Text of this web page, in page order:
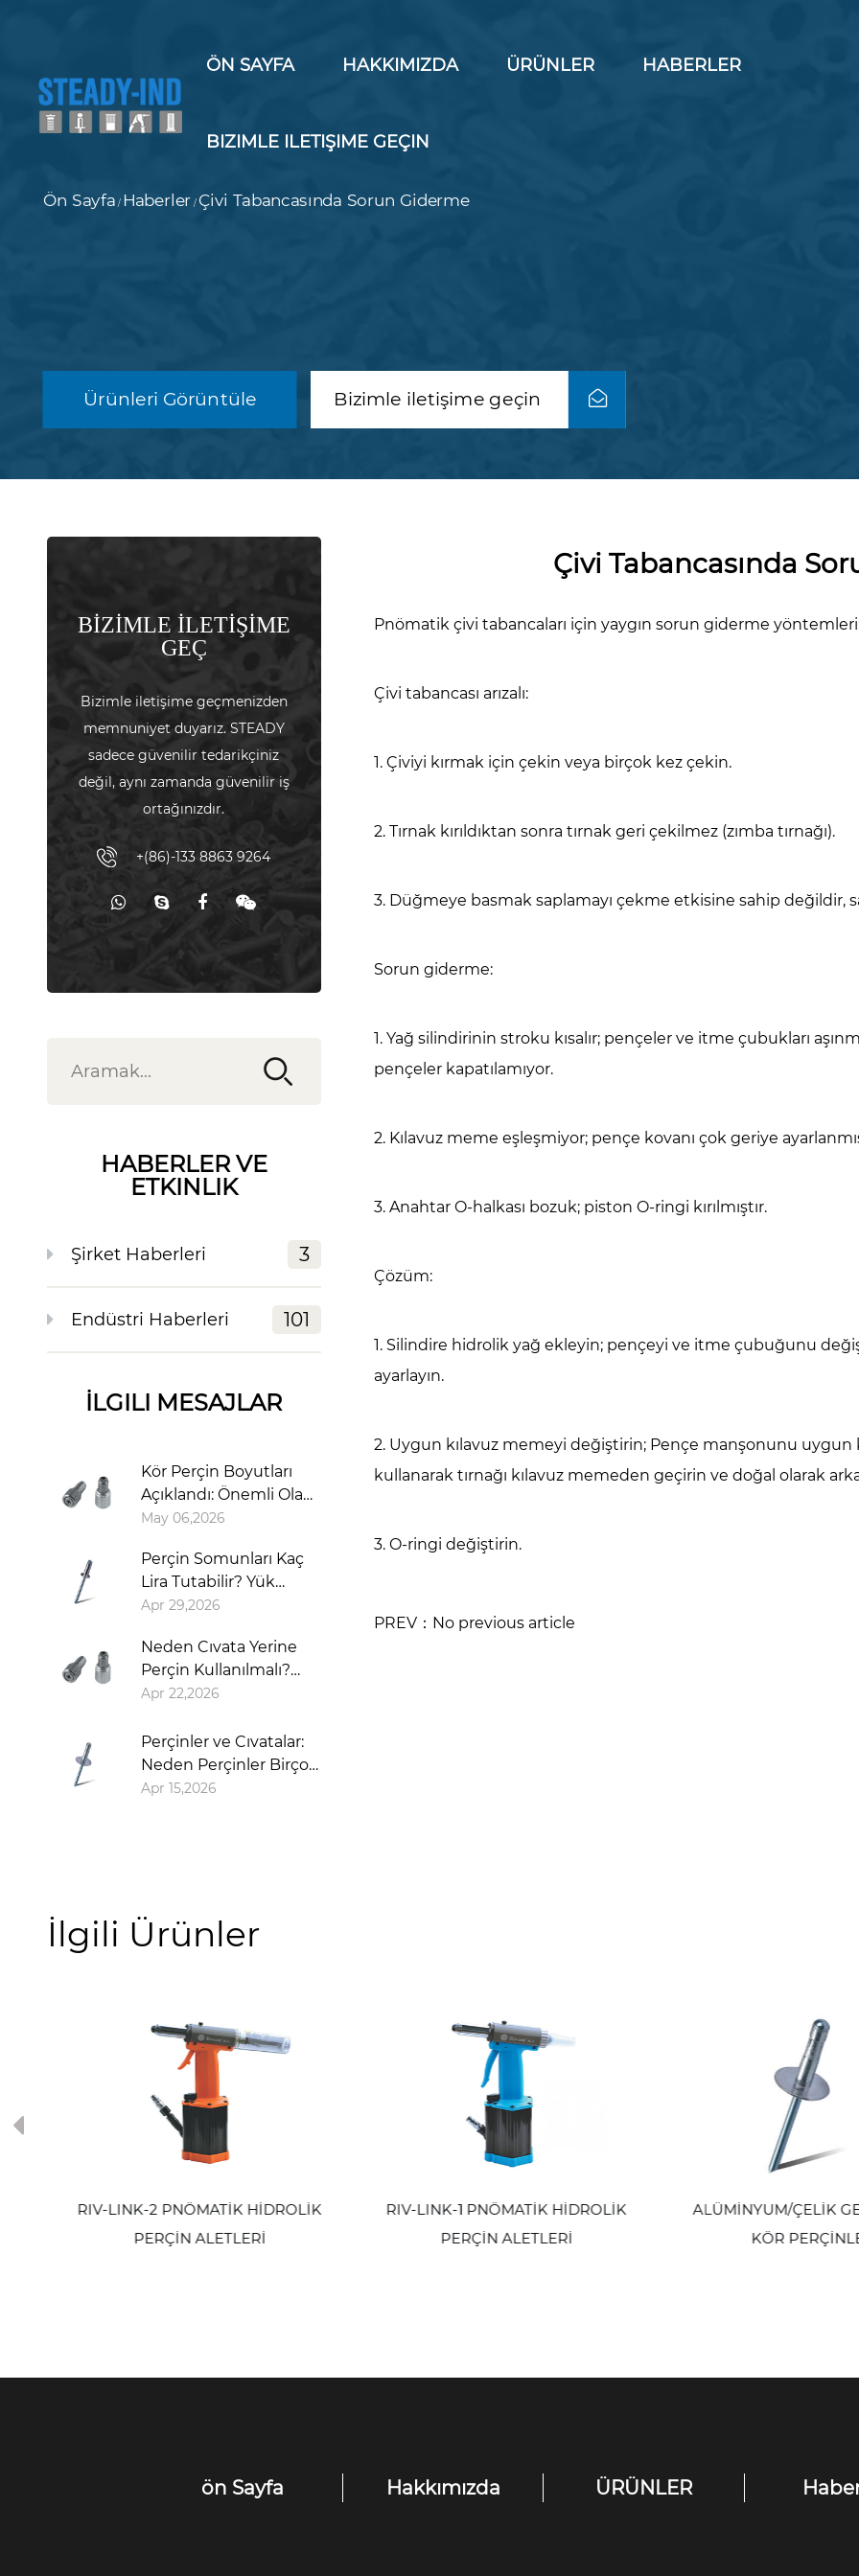
ÖN SAYFA HAKKIMIZDA ÜRÜNLER HABERLER
BIZIMLE ILETIŞIME GEÇIN
Ön Sayfa / Haberler / Çivi Tabancasında Sorun Giderme
Ürünleri Görüntüle Bizimle iletişime geçin
BİZİMLE İLETİŞİME
GEÇ
Bizimle iletişime geçmenizden
memnuniyet duyarız. STEADY
sadece güvenilir tedarikçiniz
değil, aynı zamanda güvenilir iş
ortağınızdır.
+(86)-133 8863 9264
HABERLER VE
ETKINLIK
Şirket Haberleri 3
Endüstri Haberleri 101
İLGILI MESAJLAR
Kör Perçin Boyutları
Açıklandı: Önemli Olan
Kafa Değil, Saptır
May 06,2026
Perçin Somunları Kaç
Lira Tutabilir? Yük
Kapasitesi Açıklaması
Apr 29,2026
Neden Cıvata Yerine
Perçin Kullanılmalı?
Doğru Bağlantı
Basit Bir Kılavuz
Apr 22,2026
Perçinler ve Cıvatalar:
Neden Perçinler Birçok
İş Alanında Hala
Apr 15,2026
Çivi Tabancasında
Pnömatik çivi tabancaları için yaygın sorun giderme
Çivi tabancası arızalı:
1. Çiviyi kırmak için çekin veya birçok kez çekin.
2. Tırnak kırıldıktan sonra tırnak geri çekilmez (zımba tırnağı).
3. Düğmeye basmak saplamayı çekme etkisine sahip değildir,
Sorun giderme:
1. Yağ silindirinin stroku kısalır; pençeler ve itme çubukları
pençeler kapatılamıyor.
2. Kılavuz meme eşleşmiyor; pençe kovanı çok geriye
3. Anahtar O-halkası bozuk; piston O-ringi kırılmıştır.
Çözüm:
1. Silindire hidrolik yağ ekleyin; pençeyi ve itme çubuğunu
ayarlayın.
2. Uygun kılavuz memeyi değiştirin; Pençe manşonunu uygun
kullanarak tırnağı kılavuz memeden geçirin ve doğal olarak
3. O-ringi değiştirin.
PREV：No previous article
İlgili Ürünler
Previous
RIV-LINK-2 PNÖMATİK HİDROLİK
PERÇİN ALETLERİ
RIV-LINK-1 PNÖMATİK HİDROLİK
PERÇİN ALETLERİ
ALÜMİNYUM/ÇELİK
KÖR
ön Sayfa Hakkımızda ÜRÜNLER